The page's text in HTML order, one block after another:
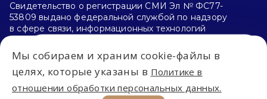
Впервые на сайте?
С чего начать?
Свидетельство о регистрации СМИ Эл № ФС77-
53809 выдано федеральной службой по надзору
в сфере связи, информационных технологий
и массовых коммуникаций (Роскомнадзор)
26.04.2013 г.
Политика конфиденциальности
Мы собираем и храним cookie-файлы в
целях, которые указаны в Политике в
отношении обработки персональных данных.